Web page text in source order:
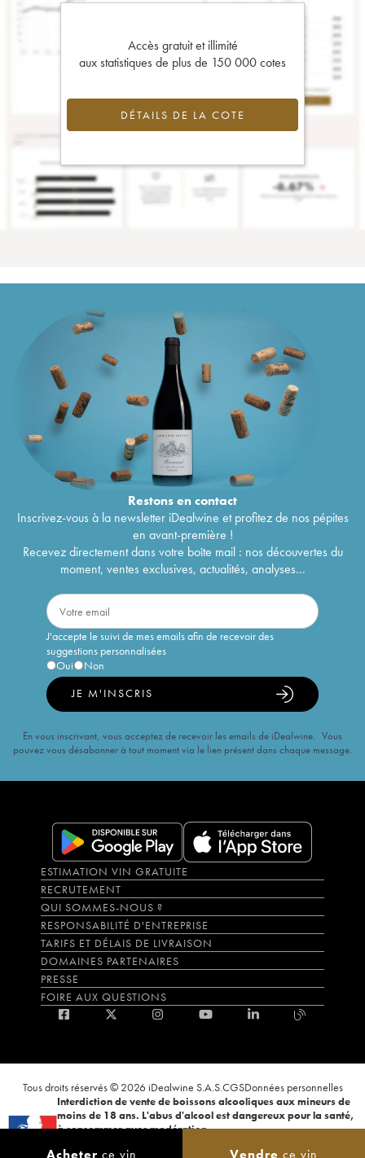
Acheter ce vin Vendre ce vin
Accès gratuit et illimité
aux statistiques de plus de 150 000 cotes
DÉTAILS DE LA COTE
Restons encontact
Inscrivez-vous à la newsletter iDealwine et profitez de nos pépites
en avant-première !
Recevez directement dans votre boîte mail : nos découvertes du
moment, ventes exclusives, actualités, analyses...
J'accepte le suivi de mes emails afin de recevoir des
suggestions personnalisées
Oui
Non
JE M'INSCRIS
En vous inscrivant, vous acceptez de recevoir les emails de iDealwine. Vous
pouvez vous désabonner à tout moment via le lien présent dans chaque message.
ESTIMATION VIN GRATUITE
RECRUTEMENT
QUI SOMMES-NOUS ?
RESPONSABILITÉ D'ENTREPRISE
TARIFS ET DÉLAIS DE LIVRAISON
DOMAINES PARTENAIRES
PRESSE
FOIRE AUX QUESTIONS
Tous droits réservés © 2026 iDealwine S.A.S.CGSDonnées personnelles
Interdiction de vente de boissons alcooliques aux mineurs de
moins de 18 ans. L'abus d'alcool est dangereux pour la santé,
à consommer avec modération.